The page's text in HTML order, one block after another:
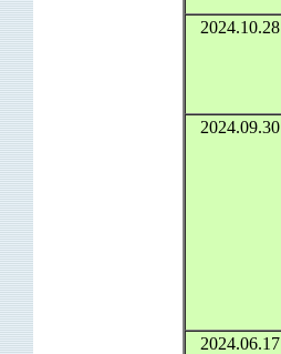
2024.10.28
2024.09.30
2024.06.17